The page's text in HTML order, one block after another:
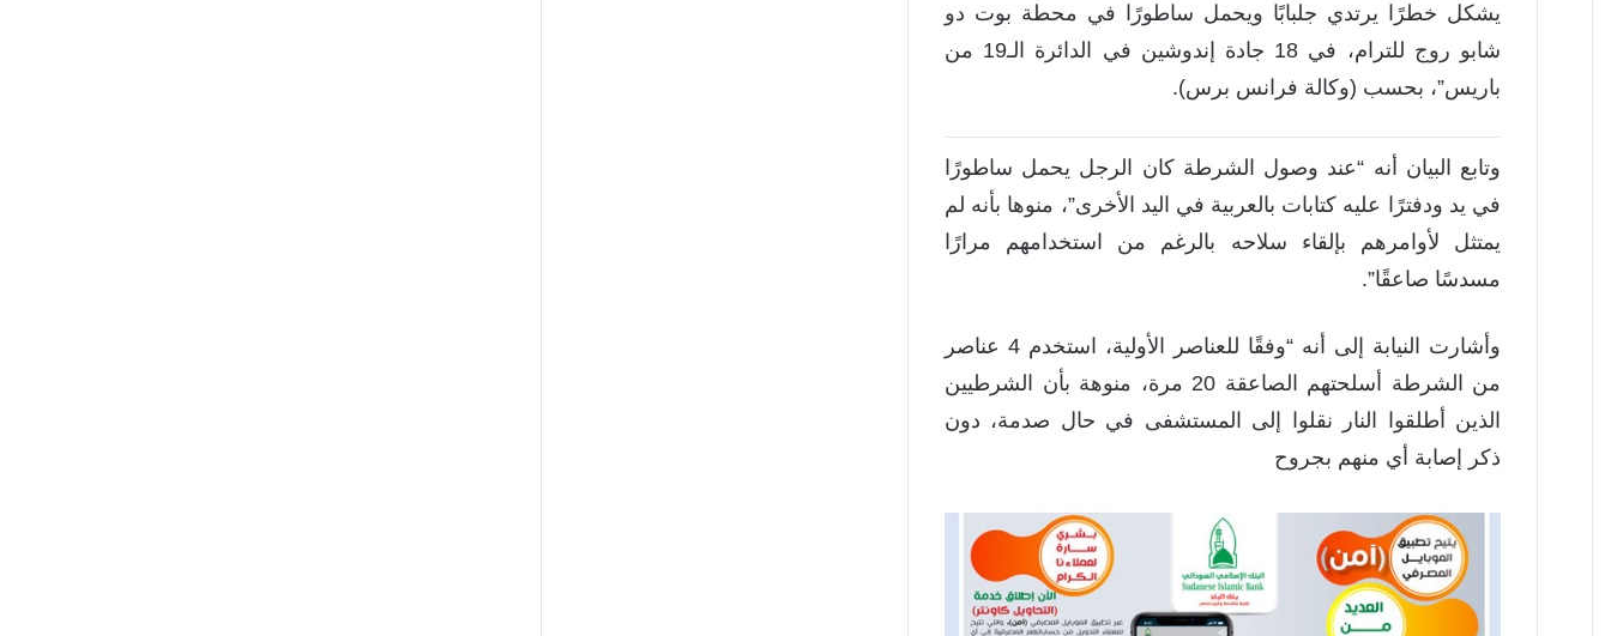
يشكل خطرًا يرتدي جلبابًا ويحمل ساطورًا في محطة بوت دو
شابو روج للترام، في 18 جادة إندوشين في الدائرة الـ19 من
باريس”، بحسب (وكالة فرانس برس).
وتابع البيان أنه “عند وصول الشرطة كان الرجل يحمل ساطورًا
في يد ودفترًا عليه كتابات بالعربية في اليد الأخرى”، منوها بأنه لم
يمتثل لأوامرهم بإلقاء سلاحه بالرغم من استخدامهم مرارًا
مسدسًا صاعقًا”.
وأشارت النيابة إلى أنه “وفقًا للعناصر الأولية، استخدم 4 عناصر
من الشرطة أسلحتهم الصاعقة 20 مرة، منوهة بأن الشرطيين
الذين أطلقوا النار نقلوا إلى المستشفى في حال صدمة، دون
ذكر إصابة أي منهم بجروح